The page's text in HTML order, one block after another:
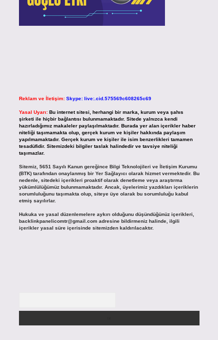
Reklam ve İletişim: Skype: live:.cid.575569c608265c69
Yasal Uyarı: Bu internet sitesi, herhangi bir marka, kurum veya şahıs
şirketi ile hiçbir bağlantısı bulunmamaktadır. Sitede yalnızca kendi
hazırladığımız makaleler paylaşılmaktadır. Burada yer alan içerikler haber
niteliği taşımamakta olup, gerçek kurum ve kişiler hakkında paylaşım
yapılmamaktadır. Gerçek kurum ve kişiler ile isim benzerlikleri tamamen
tesadüfidir. Sitemizdeki bilgiler taslak halindedir ve tavsiye niteliği
taşımazlar.
Sitemiz, 5651 Sayılı Kanun gereğince Bilgi Teknolojileri ve İletişim Kurumu
(BTK) tarafından onaylanmış bir Yer Sağlayıcı olarak hizmet vermektedir. Bu
nedenle, sitedeki içerikleri proaktif olarak denetleme veya araştırma
yükümlülüğümüz bulunmamaktadır. Ancak, üyelerimiz yazdıkları içeriklerin
sorumluluğunu taşımakta olup, siteye üye olarak bu sorumluluğu kabul
etmiş sayılırlar.
Hukuka ve yasal düzenlemelere aykırı olduğunu düşündüğünüz içerikleri,
backlinkpanelicomtr@gmail.comadresine bildirmeniz halinde, ilgili
içerikler yasal süre içerisinde sitemizden kaldırılacaktır.